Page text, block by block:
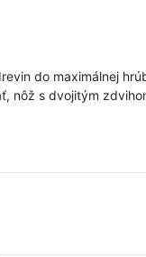
do maximálnej
nôž s dvojitým